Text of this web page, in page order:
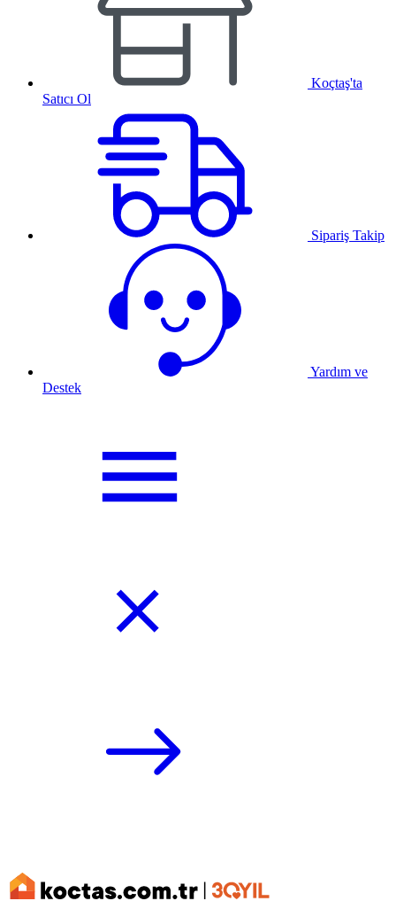
Koçtaş'ta
Satıcı Ol
Sipariş Takip
Yardım ve
Destek